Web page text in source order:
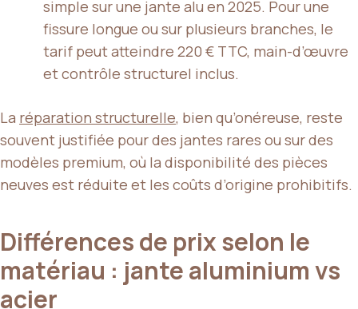
simple sur une jante alu en 2025. Pour une
fissure longue ou sur plusieurs branches, le
tarif peut atteindre 220 € TTC, main-d’œuvre
et contrôle structurel inclus.
La réparation structurelle, bien qu’onéreuse, reste
souvent justifiée pour des jantes rares ou sur des
modèles premium, où la disponibilité des pièces
neuves est réduite et les coûts d’origine prohibitifs.
Différences de prix selon le
matériau : jante aluminium vs
acier